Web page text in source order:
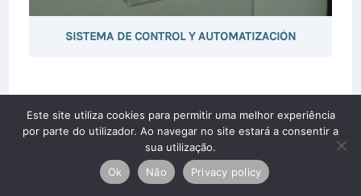
SISTEMA DE CONTROL Y AUTOMATIZACIÓN
Copyright © 2026 Silobaião Lda. Todos los derechos
reservados.
Este site utiliza cookies para permitir uma melhor experiência
por parte do utilizador. Ao navegar no site estará a consentir a
sua utilização.
Ok
Não Privacy policy